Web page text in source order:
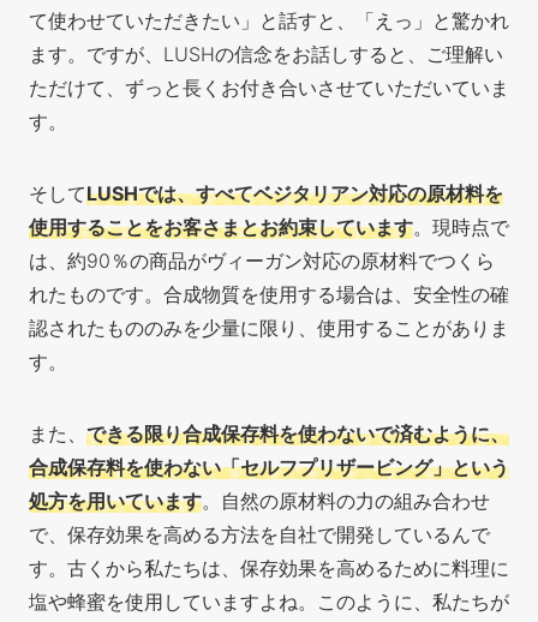
て使わせていただきたい」と話すと、「えっ」と驚かれ
ます。ですが、LUSHの信念をお話しすると、ご理解い
ただけて、ずっと長くお付き合いさせていただいていま
す。
そしてLUSHでは、すべてベジタリアン対応の原材料を
使用することをお客さまとお約束しています。現時点で
は、約90％の商品がヴィーガン対応の原材料でつくら
れたものです。合成物質を使用する場合は、安全性の確
認されたもののみを少量に限り、使用することがありま
す。
また、 できる限り合成保存料を使わないで済むように、
合成保存料を使わない「セルフプリザービング」という
処方を用いています。自然の原材料の力の組み合わせ
で、保存効果を高める方法を自社で開発しているんで
す。古くから私たちは、保存効果を高めるために料理に
塩や蜂蜜を使用していますよね。このように、私たちが